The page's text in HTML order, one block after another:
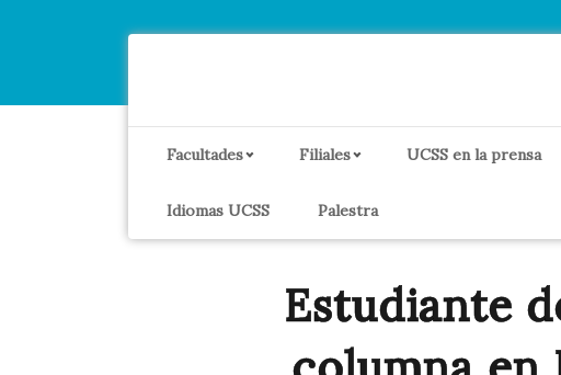
Facultades Filiales UCSS en la prensa
Idiomas UCSS Palestra
Estudiante